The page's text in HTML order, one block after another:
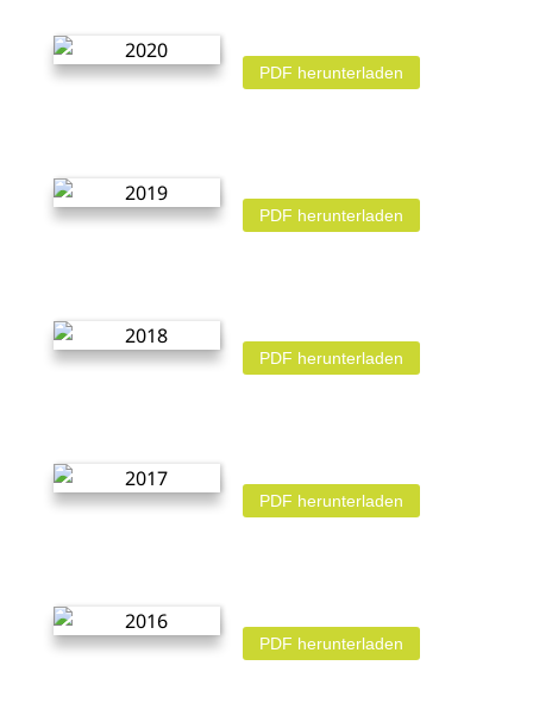
PDF herunterladen
PDF herunterladen
PDF herunterladen
PDF herunterladen
PDF herunterladen